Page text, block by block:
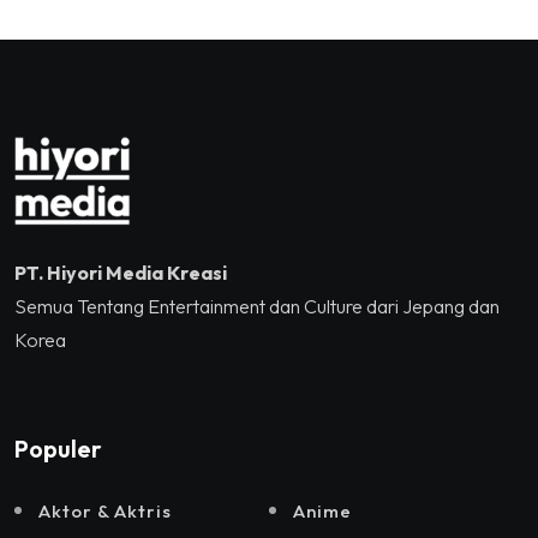
Jakarta, Mataloka Live,
PT. Hiyori Media Kreasi
Semua Tentang Entertainment dan Culture dari Jepang dan
Korea
Populer
Aktor & Aktris Anime